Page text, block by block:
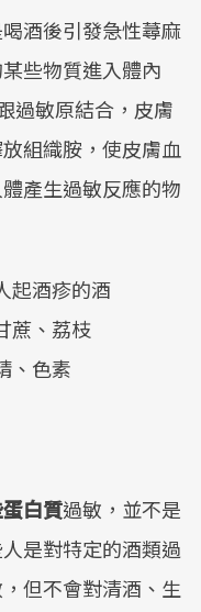
酒後引發急性蕁麻
些物質進入體內
過敏原結合，皮膚
組織胺，使皮膚血
產生過敏反應的物
起酒疹的酒
蔗、荔枝
、色素
白質過敏，並不是
是對特定的酒類過
但不會對清酒、生